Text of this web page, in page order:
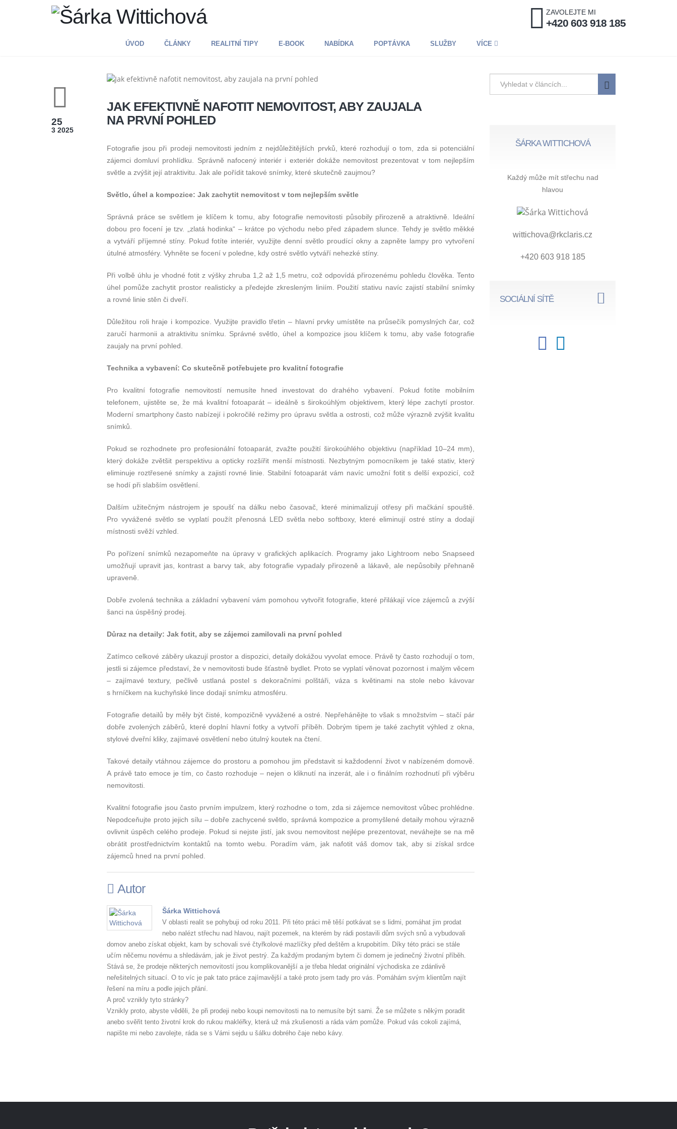
ZAVOLEJTE MI
+420 603 918 185
ÚVOD ČLÁNKY REALITNÍ TIPY E-BOOK NABÍDKA POPTÁVKA SLUŽBY VÍCE
25
3 2025
JAK EFEKTIVNĚ NAFOTIT NEMOVITOST, ABY ZAUJALA
NA PRVNÍ POHLED
Fotografie jsou při prodeji nemovitosti jedním z nejdůležitějších prvků, které rozhodují o tom, zda si potenciální
zájemci domluví prohlídku. Správně nafocený interiér i exteriér dokáže nemovitost prezentovat v tom nejlepším
světle a zvýšit její atraktivitu. Jak ale pořídit takové snímky, které skutečně zaujmou?
Světlo, úhel a kompozice: Jak zachytit nemovitost v tom nejlepším světle
Správná práce se světlem je klíčem k tomu, aby fotografie nemovitosti působily přirozeně a atraktivně. Ideální
dobou pro focení je tzv. „zlatá hodinka“ – krátce po východu nebo před západem slunce. Tehdy je světlo měkké
a vytváří příjemné stíny. Pokud fotíte interiér, využijte denní světlo proudící okny a zapněte lampy pro vytvoření
útulné atmosféry. Vyhněte se focení v poledne, kdy ostré světlo vytváří nehezké stíny.
Při volbě úhlu je vhodné fotit z výšky zhruba 1,2 až 1,5 metru, což odpovídá přirozenému pohledu člověka. Tento
úhel pomůže zachytit prostor realisticky a předejde zkresleným liniím. Použití stativu navíc zajistí stabilní snímky
a rovné linie stěn či dveří.
Důležitou roli hraje i kompozice. Využijte pravidlo třetin – hlavní prvky umístěte na průsečík pomyslných čar, což
zaručí harmonii a atraktivitu snímku. Správné světlo, úhel a kompozice jsou klíčem k tomu, aby vaše fotografie
zaujaly na první pohled.
Technika a vybavení: Co skutečně potřebujete pro kvalitní fotografie
Pro kvalitní fotografie nemovitostí nemusíte hned investovat do drahého vybavení. Pokud fotíte mobilním
telefonem, ujistěte se, že má kvalitní fotoaparát – ideálně s širokoúhlým objektivem, který lépe zachytí prostor.
Moderní smartphony často nabízejí i pokročilé režimy pro úpravu světla a ostrosti, což může výrazně zvýšit kvalitu
snímků.
Pokud se rozhodnete pro profesionální fotoaparát, zvažte použití širokoúhlého objektivu (například 10–24 mm),
který dokáže zvětšit perspektivu a opticky rozšířit menší místnosti. Nezbytným pomocníkem je také stativ, který
eliminuje roztřesené snímky a zajistí rovné linie. Stabilní fotoaparát vám navíc umožní fotit s delší expozicí, což
se hodí při slabším osvětlení.
Dalším užitečným nástrojem je spoušť na dálku nebo časovač, které minimalizují otřesy při mačkání spouště.
Pro vyvážené světlo se vyplatí použít přenosná LED světla nebo softboxy, které eliminují ostré stíny a dodají
místnosti svěží vzhled.
Po pořízení snímků nezapomeňte na úpravy v grafických aplikacích. Programy jako Lightroom nebo Snapseed
umožňují upravit jas, kontrast a barvy tak, aby fotografie vypadaly přirozeně a lákavě, ale nepůsobily přehnaně
upraveně.
Dobře zvolená technika a základní vybavení vám pomohou vytvořit fotografie, které přilákají více zájemců a zvýší
šanci na úspěšný prodej.
Důraz na detaily: Jak fotit, aby se zájemci zamilovali na první pohled
Zatímco celkové záběry ukazují prostor a dispozici, detaily dokážou vyvolat emoce. Právě ty často rozhodují o tom,
jestli si zájemce představí, že v nemovitosti bude šťastně bydlet. Proto se vyplatí věnovat pozornost i malým věcem
– zajímavé textury, pečlivě ustlaná postel s dekoračními polštáři, váza s květinami na stole nebo kávovar
s hrníčkem na kuchyňské lince dodají snímku atmosféru.
Fotografie detailů by měly být čisté, kompozičně vyvážené a ostré. Nepřehánějte to však s množstvím – stačí pár
dobře zvolených záběrů, které doplní hlavní fotky a vytvoří příběh. Dobrým tipem je také zachytit výhled z okna,
stylové dveřní kliky, zajímavé osvětlení nebo útulný koutek na čtení.
Takové detaily vtáhnou zájemce do prostoru a pomohou jim představit si každodenní život v nabízeném domově.
A právě tato emoce je tím, co často rozhoduje – nejen o kliknutí na inzerát, ale i o finálním rozhodnutí při výběru
nemovitosti.
Kvalitní fotografie jsou často prvním impulzem, který rozhodne o tom, zda si zájemce nemovitost vůbec prohlédne.
Nepodceňujte proto jejich sílu – dobře zachycené světlo, správná kompozice a promyšlené detaily mohou výrazně
ovlivnit úspěch celého prodeje. Pokud si nejste jistí, jak svou nemovitost nejlépe prezentovat, neváhejte se na mě
obrátit prostřednictvím kontaktů na tomto webu. Poradím vám, jak nafotit váš domov tak, aby si získal srdce
zájemců hned na první pohled.
Autor
Šárka Wittichová
V oblasti realit se pohybuji od roku 2011. Při této práci mě těší potkávat se s lidmi, pomáhat jim prodat
nebo nalézt střechu nad hlavou, najít pozemek, na kterém by rádi postavili dům svých snů a vybudovali
domov anebo získat objekt, kam by schovali své čtyřkolové mazlíčky před deštěm a krupobitím. Díky této práci se stále
učím něčemu novému a shledávám, jak je život pestrý. Za každým prodaným bytem či domem je jedinečný životní příběh.
Stává se, že prodeje některých nemovitostí jsou komplikovanější a je třeba hledat originální východiska ze zdánlivě
neřešitelných situací. O to víc je pak tato práce zajímavější a také proto jsem tady pro vás. Pomáhám svým klientům najít
řešení na míru a podle jejich přání.
A proč vznikly tyto stránky?
Vznikly proto, abyste věděli, že při prodeji nebo koupi nemovitosti na to nemusíte být sami. Že se můžete s někým poradit
anebo svěřit tento životní krok do rukou makléřky, která už má zkušenosti a ráda vám pomůže. Pokud vás cokoli zajímá,
napište mi nebo zavolejte, ráda se s Vámi sejdu u šálku dobrého čaje nebo kávy.
ŠÁRKA WITTICHOVÁ
Každý může mít střechu nad
hlavou
wittichova@rkclaris.cz
+420 603 918 185
SOCIÁLNÍ SÍTĚ